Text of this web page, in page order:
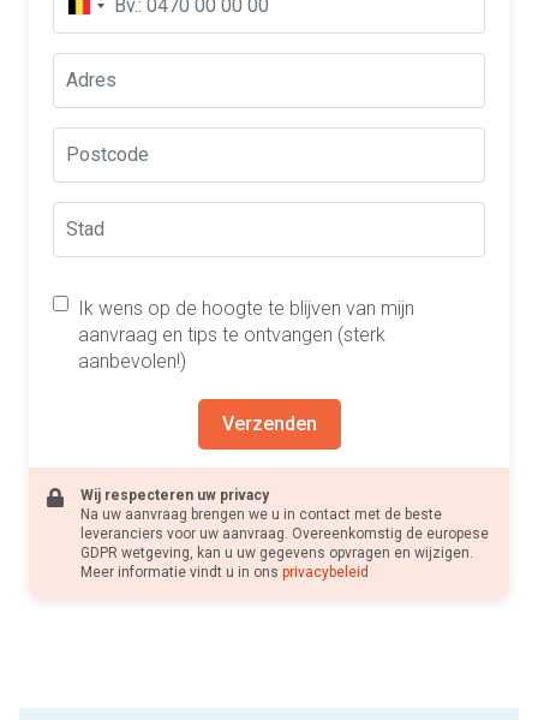
Ik wens op de hoogte te blijven van mijn
aanvraag en tips te ontvangen (sterk
aanbevolen!)
Verzenden
Wij respecteren uw privacy
Na uw aanvraag brengen we u in contact met de beste
leveranciers voor uw aanvraag. Overeenkomstig de europese
GDPR wetgeving, kan u uw gegevens opvragen en wijzigen.
Meer informatie vindt u in ons privacybeleid